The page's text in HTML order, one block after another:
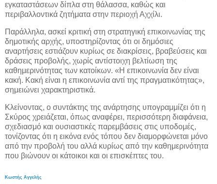
εγκαταστάσεων δίπλα στη θάλασσα, καθώς και
περιβαλλοντικά ζητήματα στην περιοχή Αχχίλι.
Παράλληλα, ασκεί κριτική στη στρατηγική επικοινωνίας της
δημοτικής αρχής, υποστηρίζοντας ότι οι δημόσιες
αναρτήσεις εστιάζουν κυρίως σε διακρίσεις, βραβεύσεις και
δράσεις προβολής, χωρίς αντίστοιχη βελτίωση της
καθημερινότητας των κατοίκων. «Η επικοινωνία δεν είναι
κακή. Κακή είναι η επικοινωνία αντί της πραγματικότητας»,
σημειώνει χαρακτηριστικά.
Κλείνοντας, ο συντάκτης της ανάρτησης υπογραμμίζει ότι η
Σκύρος χρειάζεται, όπως αναφέρει, περισσότερη διαφάνεια,
σχεδιασμό και ουσιαστικές παρεμβάσεις στις υποδομές,
τονίζοντας ότι η εικόνα ενός τόπου δεν διαμορφώνεται μόνο
από την προβολή του αλλά κυρίως από την καθημερινότητα
που βιώνουν οι κάτοικοι και οι επισκέπτες του.
Κωστής Αγγελής